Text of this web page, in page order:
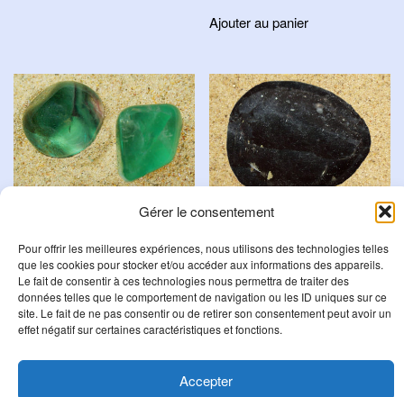
Gérer le consentement
Pour offrir les meilleures expériences, nous utilisons des technologies telles
que les cookies pour stocker et/ou accéder aux informations des appareils.
Le fait de consentir à ces technologies nous permettra de traiter des
données telles que le comportement de navigation ou les ID uniques sur ce
site. Le fait de ne pas consentir ou de retirer son consentement peut avoir un
effet négatif sur certaines caractéristiques et fonctions.
Accepter
Ajouter au panier
5,00€
Ajouter au panier
Onyx
3,90€
Ajouter au panier